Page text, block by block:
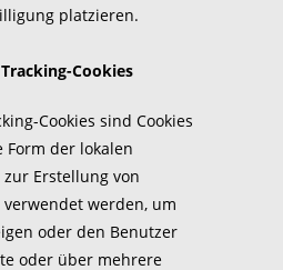
platzieren.
Cookies
Cookies sind Cookies
der lokalen
Erstellung von
werden, um
oder den Benutzer
oder über mehrere